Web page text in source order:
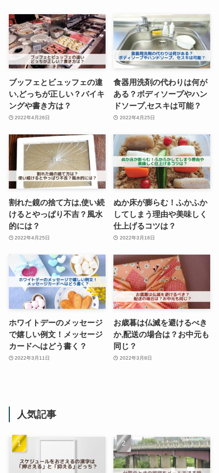
ブッフェとビュッフェの違
い,どっちが正しい？バイキ
ングや書き方は？
2022年4月26日
食器用洗剤の代わりは何が
ある？ボディソープやハン
ドソープ,セスキは可能？
2022年4月25日
割れた鏡の捨て方は,使い続
けるとやっぱり不吉？風水
的には？
2022年4月25日
ぬか床が膨らむ！ふかふか
してしまう理由や美味しく
仕上げるコツは？
2022年3月16日
ホワイトデーのメッセージ
で嬉しい例文！メッセージ
カードへはどう書く？
2022年3月11日
お歳暮は仏滅を避けるべき
か,配送の場合は？お中元も
同じ？
2022年3月8日
人気記事